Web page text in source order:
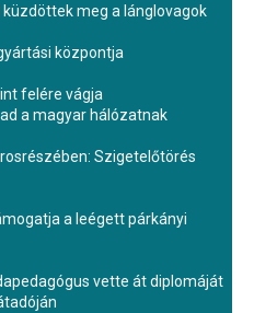
meg a lánglovagok
központja
felére vágja
a magyar hálózatnak
Szigetelőtörés
a leégett párkányi
vette át diplomáját